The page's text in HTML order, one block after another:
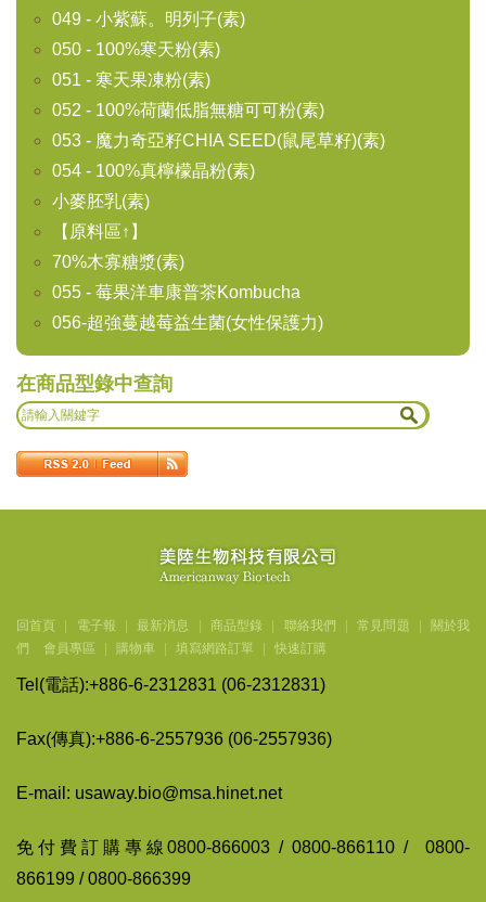
049 - 小紫蘇。明列子(素)
050 - 100%寒天粉(素)
051 - 寒天果凍粉(素)
052 - 100%荷蘭低脂無糖可可粉(素)
053 - 魔力奇亞籽CHIA SEED(鼠尾草籽)(素)
054 - 100%真檸檬晶粉(素)
小麥胚乳(素)
【原料區↑】
70%木寡糖漿(素)
055 - 莓果洋車康普茶Kombucha
056-超強蔓越莓益生菌(女性保護力)
在商品型錄中查詢
回首頁 電子報 最新消息 商品型錄 聯絡我們 常見問題
關於我
們
會員專區 購物車 填寫網路訂單 快速訂購
Tel(電話):+886-6-2312831 (06-2312831)
Fax(傳真):+886-6-2557936 (06-2557936)
E-mail: usaway.bio@msa.hinet.net
免付費訂購專線0800-866003 / 0800-866110 / 0800-
866199 / 0800-866399